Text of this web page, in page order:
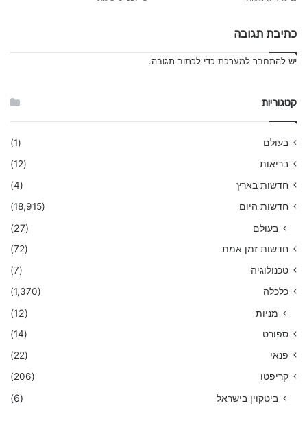
כתיבת תגובה
יש להתחבר למערכת כדי לכתוב תגובה.
קטגוריות
בעולם
(1)
בריאות
(12)
חדשות בארץ
(4)
חדשות היום
(18,915)
בעולם (27)
חדשות זמן אמת
(72)
טכנולוגיה
(7)
כלכלה
(1,370)
מניות (12)
ספורט
(14)
פנאי
(22)
קריפטו
(206)
ביטקוין בישראל (6)